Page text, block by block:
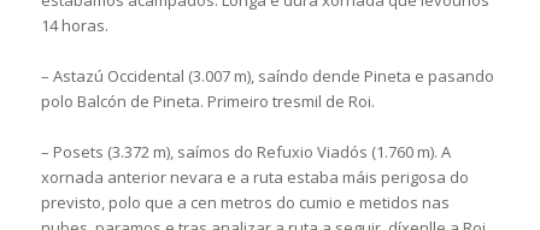
14 horas.
– Astazú Occidental (3.007 m), saíndo dende Pineta e pasando
polo Balcón de Pineta. Primeiro tresmil de Roi.
– Posets (3.372 m), saímos do Refuxio Viadós (1.760 m). A
xornada anterior nevara e a ruta estaba máis perigosa do
previsto, polo que a cen metros do cumio e metidos nas